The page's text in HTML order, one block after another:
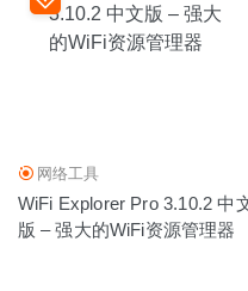
网络工具
WiFi Explorer Pro 3.10.2 中
版 – 强大的WiFi资源管理器
2020-03-23
Adguard 2.4.6 (766)